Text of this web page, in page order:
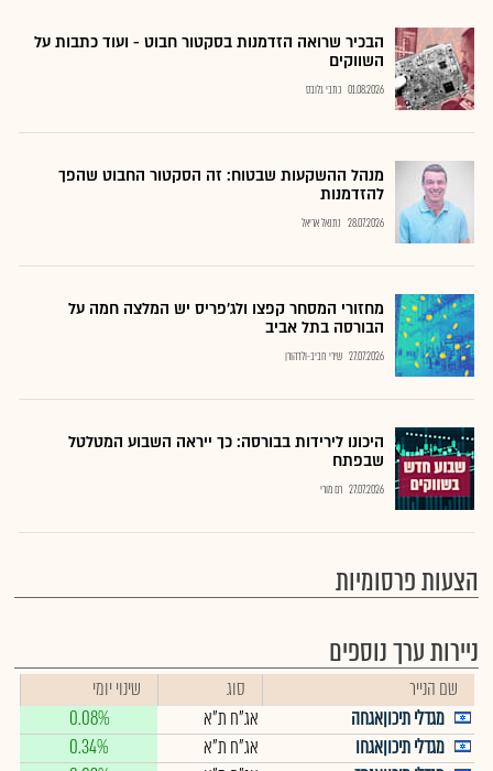
הבכיר שרואה הזדמנות בסקטור חבוט - ועוד כתבות על
השווקים
01.08.2026 כתבי גלובס
מנהל ההשקעות שבטוח: זה הסקטור החבוט שהפך
להזדמנות
28.07.2026 נתנאל אריאל
מחזורי המסחר קפצו ולג'פריס יש המלצה חמה על
הבורסה בתל אביב
27.07.2026 שירי חביב-ולדהורן
היכונו לירידות בבורסה: כך ייראה השבוע המטלטל
שבפתח
27.07.2026 רם מורי
הצעות פרסומיות
ניירות ערך נוספים
שם הנייר סוג
שינוי יומי
מגדלי תיכוןאגחה
אג"ח ת"א
0.08%
מגדלי תיכוןאגחו
אג"ח ת"א
0.34%